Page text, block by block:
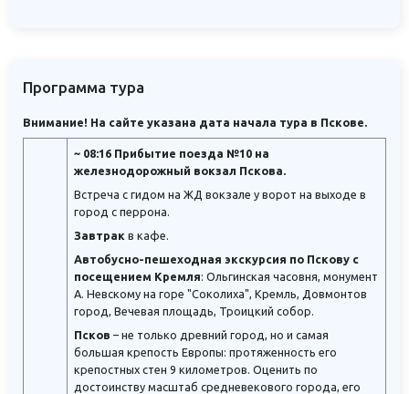
Программа тура
Внимание! На сайте указана дата начала тура в Пскове.
~ 08:16 Прибытие поезда №10 на
железнодорожный вокзал Пскова.
Встреча с гидом на ЖД вокзале у ворот на выходе в
город с перрона.
Завтрак в кафе.
Автобусно-пешеходная экскурсия по Пскову с
посещением Кремля: Ольгинская часовня, монумент
А. Невскому на горе "Соколиха", Кремль, Довмонтов
город, Вечевая площадь, Троицкий собор.
Псков – не только древний город, но и самая
большая крепость Европы: протяженность его
крепостных стен 9 километров. Оценить по
достоинству масштаб средневекового города, его